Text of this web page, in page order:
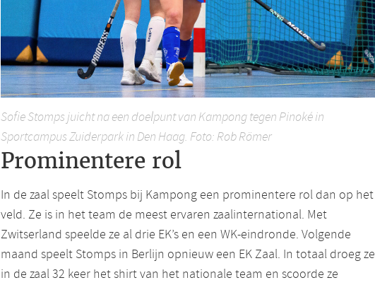
Sofie Stomps juicht na een doelpunt van Kampong tegen Pinoké in
Sportcampus Zuiderpark in Den Haag. Foto: Rob Römer
Prominentere rol
In de zaal speelt Stomps bij Kampong een prominentere rol dan op het
veld. Ze is in het team de meest ervaren zaalinternational. Met
Zwitserland speelde ze al drie EK’s en een WK-eindronde. Volgende
maand speelt Stomps in Berlijn opnieuw een EK Zaal. In totaal droeg ze
in de zaal 32 keer het shirt van het nationale team en scoorde ze